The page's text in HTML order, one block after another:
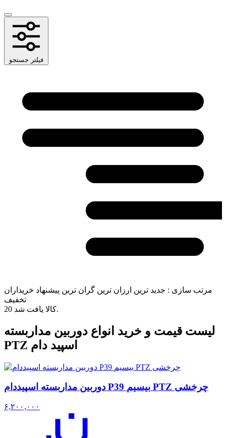
فیلتر جستجو
مرتب سازی : جدید ترین ارزان ترین گران ترین پیشنهاد خریداران
تخفیف
20
کالا یافت شد.
لیست قیمت و خرید انواع دوربین مداربسته
PTZ اسپید دام
دوربین مداربسته اسپیددام P39 بیسیم PTZ چرخشی
۶,۲۰۰,۰۰۰